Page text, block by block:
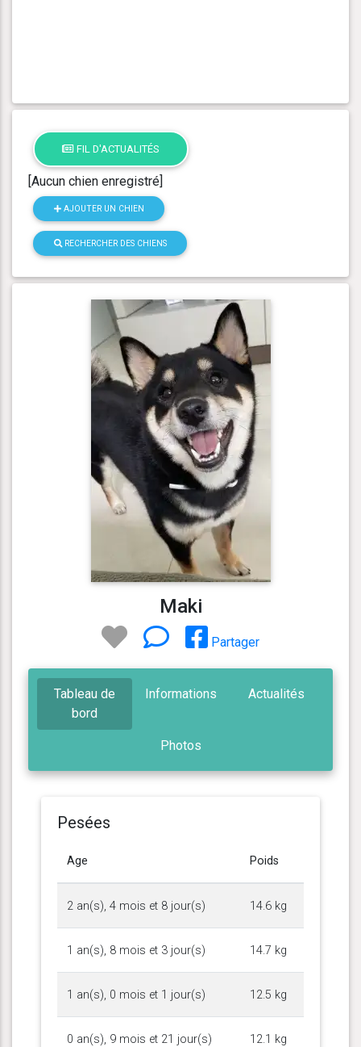
FIL D'ACTUALITÉS
[Aucun chien enregistré]
AJOUTER UN CHIEN
RECHERCHER DES CHIENS
Maki
Partager
Tableau de
bord
Informations Actualités
Photos
Pesées
Age Poids
2 an(s), 4 mois et 8 jour(s) 14.6 kg
1 an(s), 8 mois et 3 jour(s) 14.7 kg
1 an(s), 0 mois et 1 jour(s) 12.5 kg
0 an(s), 9 mois et 21 jour(s) 12.1 kg